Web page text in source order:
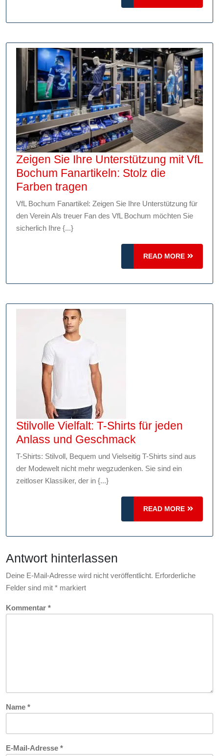
Leidenschaft
zum
MORE
Zeigen Sie Ihre Unterstützung mit VfL
Bochum Fanartikeln: Stolz die
Farben tragen
Sie
Ihre
Bochum
Fanartikeln:
VfL Bochum Fanartikel: Zeigen Sie Ihre Unterstützung für
den Verein Als treuer Fan des VfL Bochum möchten Sie
sicherlich Ihre {...}
READ MORE
READ
MORE
Stilvolle Vielfalt: T-Shirts für jeden
Anlass und Geschmack
Vielfalt:
T-
für
jeden
Anlass
und
T-Shirts: Stilvoll, Bequem und Vielseitig T-Shirts sind aus
der Modewelt nicht mehr wegzudenken. Sie sind ein
zeitloser Klassiker, der in {...}
READ MORE
READ
MORE
Antwort hinterlassen
Deine E-Mail-Adresse wird nicht veröffentlicht. Erforderliche
Felder sind mit * markiert
Kommentar *
Name *
E-Mail-Adresse *